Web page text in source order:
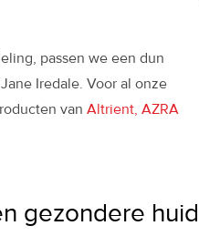
passen we een dun
Iredale. Voor al onze
van Altrient, AZRA
gezondere huid